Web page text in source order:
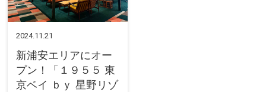
2024.11.21
新浦安エリアにオー
プン！「１９５５ 東
京ベイ ｂｙ 星野リゾ